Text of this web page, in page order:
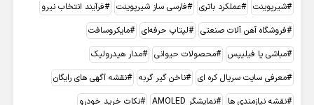
شیرپوینت
عملکرد باتری فارسی ساز شیرپوینت
فرآیند انتخاب نیرو
فروشگاه آهن آلات صنعتی
لپتاپ حرفه‌ای
مایکروسافت
مباشی یا فیلیپس
محصولات حیوانی
مدار هیدرولیک
معرفی سایت سریال کره ای
ناخن گیر گربه
نقشه آگهی های رایگان
نقشه نیازمندی ها
نمایشگر AMOLED
نکات خرید خودرو